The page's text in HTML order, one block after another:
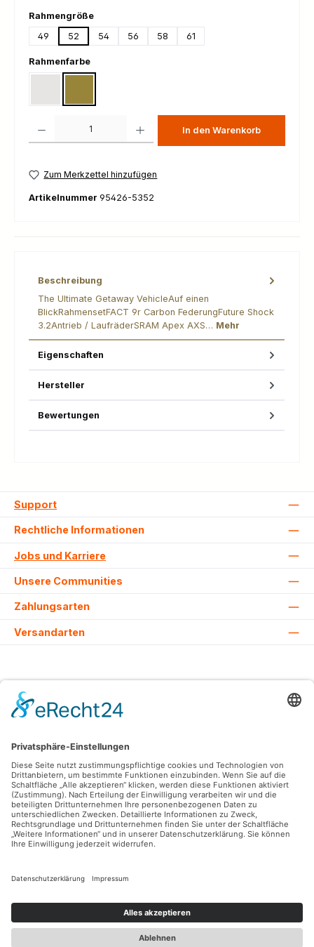
Rahmengrößeauswählen
49
52 54 56 58 61
Rahmenfarbeauswählen
In den Warenkorb
Zum Merkzettel hinzufügen
Artikelnummer 95426-5352
Beschreibung
The Ultimate Getaway VehicleAuf einen
BlickRahmensetFACT 9r Carbon FederungFuture Shock
3.2Antrieb / LaufräderSRAM Apex AXS… Mehr
Eigenschaften
Hersteller
Bewertungen
Support
Rechtliche Informationen
Jobs und Karriere
Unsere Communities
Zahlungsarten
Versandarten
Alle Preise inkl. gesetzl. Mehrwertsteuer zzgl.
und ggf.
Nachnahmegebühren, wenn nicht anders angegeben.
© 2026 Lovehurts Bikes - Alle Rechte vorbehalten. Theme by